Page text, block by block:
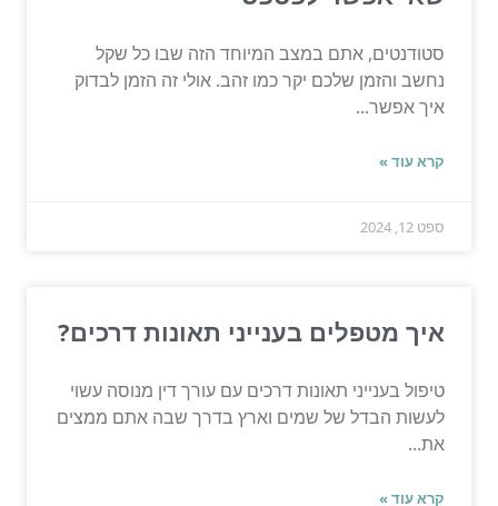
סטודנטים, אתם במצב המיוחד הזה שבו כל שקל
נחשב והזמן שלכם יקר כמו זהב. אולי זה הזמן לבדוק
איך אפשר...
קרא עוד »
ספט 12, 2024
איך מטפלים בענייני תאונות דרכים?
טיפול בענייני תאונות דרכים עם עורך דין מנוסה עשוי
לעשות הבדל של שמים וארץ בדרך שבה אתם ממצים
את...
קרא עוד »